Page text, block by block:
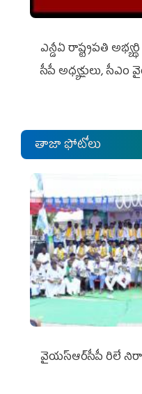
ఎన్డీఏ రాష్ట్ర‌ప‌తి
సీపీ అధ్య‌క్షులు,
తాజా ఫోటోలు
వైయ‌స్ఆర్‌సీపీ రిలే